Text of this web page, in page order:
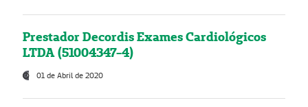
Prestador Decordis Exames Cardiológicos
LTDA (51004347-4)
01 de Abril de 2020